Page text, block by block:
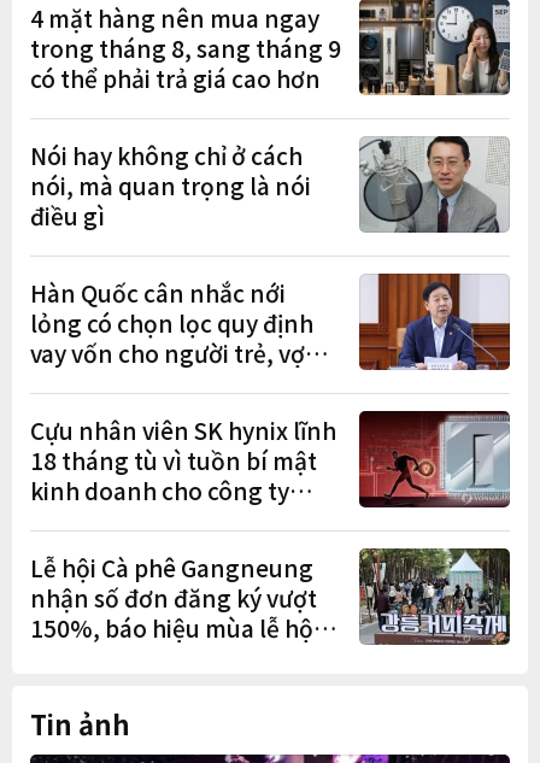
4 mặt hàng nên mua ngay
trong tháng 8, sang tháng 9
có thể phải trả giá cao hơn
Nói hay không chỉ ở cách
nói, mà quan trọng là nói
điều gì
Hàn Quốc cân nhắc nới
lỏng có chọn lọc quy định
vay vốn cho người trẻ, vợ
Cựu nhân viên SK hynix lĩnh
18 tháng tù vì tuồn bí mật
kinh doanh cho công ty
Lễ hội Cà phê Gangneung
nhận số đơn đăng ký vượt
150%, báo hiệu mùa lễ hội
Tin ảnh